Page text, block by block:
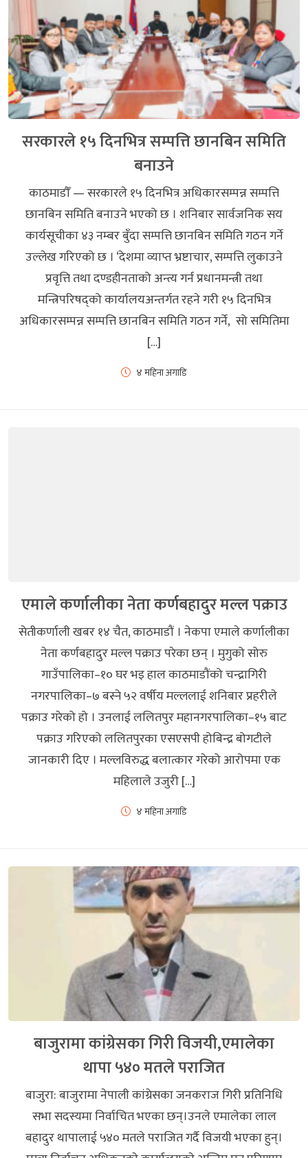
सरकारले १५ दिनभित्र सम्पत्ति छानबिन समिति
बनाउने
काठमाडौँ — सरकारले १५ दिनभित्र अधिकारसम्पन्न सम्पत्ति
छानबिन समिति बनाउने भएको छ । शनिबार सार्वजनिक सय
कार्यसूचीका ४३ नम्बर बुँदा सम्पत्ति छानबिन समिति गठन गर्ने
उल्लेख गरिएको छ । ‘देशमा व्याप्त भ्रष्टाचार, सम्पत्ति लुकाउने
प्रवृत्ति तथा दण्डहीनताको अन्त्य गर्न प्रधानमन्त्री तथा
मन्त्रिपरिषद्को कार्यालयअन्तर्गत रहने गरी १५ दिनभित्र
अधिकारसम्पन्न सम्पत्ति छानबिन समिति गठन गर्ने, सो समितिमा
[…]
४ महिना अगाडि
एमाले कर्णालीका नेता कर्णबहादुर मल्ल पक्राउ
सेतीकर्णाली खबर १४ चैत, काठमाडौं । नेकपा एमाले कर्णालीका
नेता कर्णबहादुर मल्ल पक्राउ परेका छन् । मुगुको सोरु
गाउँपालिका–१० घर भइ हाल काठमाडौंको चन्द्रागिरी
नगरपालिका–७ बस्ने ५२ वर्षीय मल्ललाई शनिबार प्रहरीले
पक्राउ गरेको हो । उनलाई ललितपुर महानगरपालिका–१५ बाट
पक्राउ गरिएको ललितपुरका एसएसपी होबिन्द्र बोगटीले
जानकारी दिए । मल्लविरुद्ध बलात्कार गरेको आरोपमा एक
महिलाले उजुरी […]
४ महिना अगाडि
बाजुरामा कांग्रेसका गिरी विजयी,एमालेका
थापा ५४० मतले पराजित
बाजुरा: बाजुरामा नेपाली कांग्रेसका जनकराज गिरी प्रतिनिधि
सभा सदस्यमा निर्वाचित भएका छन्।उनले एमालेका लाल
बहादुर थापालाई ५४० मतले पराजित गर्दै विजयी भएका हुन्।